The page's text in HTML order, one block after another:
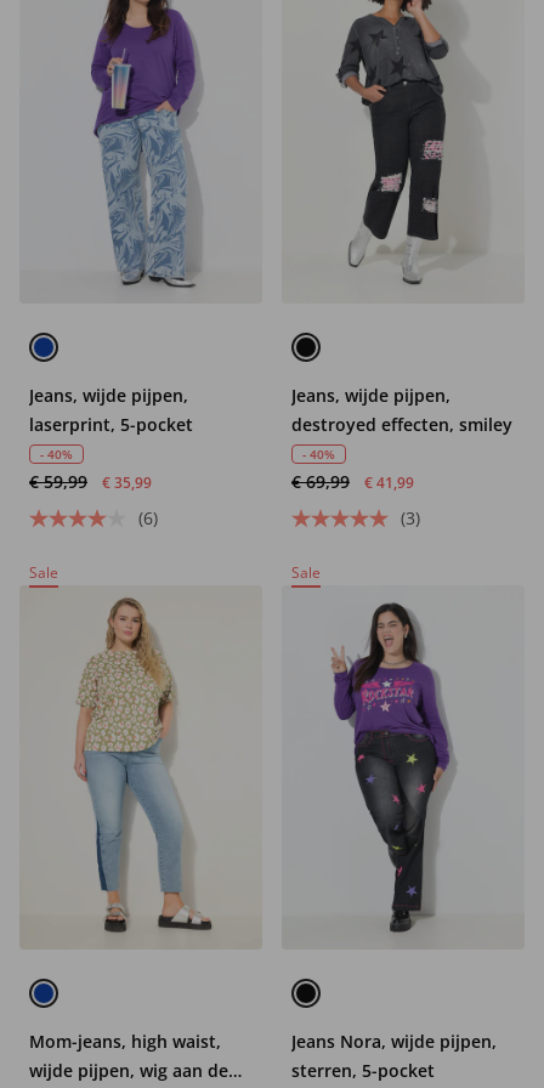
Jeans, wijde pijpen,
laserprint, 5-pocket
- 40%
€ 59,99 € 35,99
(6)
Jeans, wijde pijpen,
destroyed effecten, smiley
- 40%
€ 69,99 € 41,99
(3)
Sale
Mom-jeans, high waist,
wijde pijpen, wig aan de
Sale
Jeans Nora, wijde pijpen,
sterren, 5-pocket